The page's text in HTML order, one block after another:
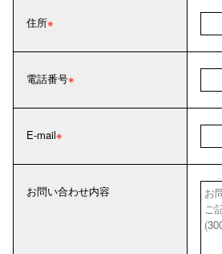
住所
電話番号
E-mail
お問い合わせ内容